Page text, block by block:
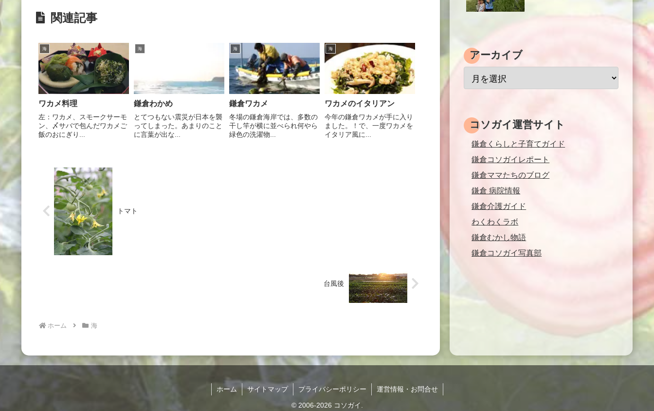
関連記事
海
ワカメ料理
左：ワカメ、スモークサーモ
ン、〆サバで包んだワカメご
飯のおにぎり...
海
鎌倉わかめ
とてつもない震災が日本を襲
ってしまった。あまりのこと
に言葉が出な...
海
鎌倉ワカメ
冬場の鎌倉海岸では、多数の
干し竿が横に並べられ何やら
緑色の洗濯物...
海
ワカメのイタリアン
今年の鎌倉ワカメが手に入り
ました。！で、一度ワカメを
イタリア風に...
トマト
台風後
ホーム 海
アーカイブ
コソガイ運営サイト
鎌倉くらしと子育てガイド
鎌倉コソガイレポート
鎌倉ママたちのブログ
鎌倉 病院情報
鎌倉介護ガイド
わくわくラボ
鎌倉むかし物語
鎌倉コソガイ写真部
ホーム サイトマップ プライバシーポリシー 運営情報・お問合せ
© 2006-2026 コソガイ.